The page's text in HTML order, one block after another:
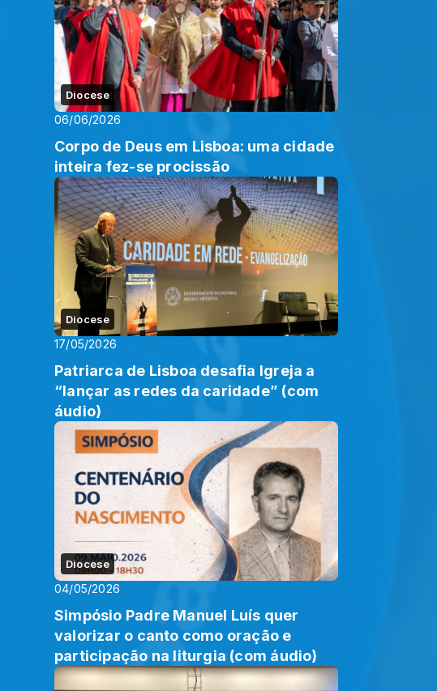
Diocese
06/06/2026
Corpo de Deus em Lisboa: uma cidade
inteira fez-se procissão
Diocese
17/05/2026
Patriarca de Lisboa desafia Igreja a
“lançar as redes da caridade” (com
áudio)
Diocese
04/05/2026
Simpósio Padre Manuel Luís quer
valorizar o canto como oração e
participação na liturgia (com áudio)